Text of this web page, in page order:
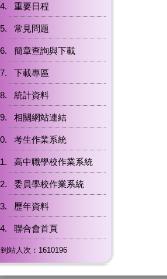
重要日程
常見問題
簡章查詢與下載
下載專區
統計資料
相關網站連結
考生作業系統
高中職學校作業系統
委員學校作業系統
歷年資料
聯合會首頁
到站人次：1610196